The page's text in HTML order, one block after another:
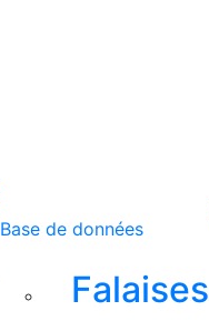
Base de données
Falaises